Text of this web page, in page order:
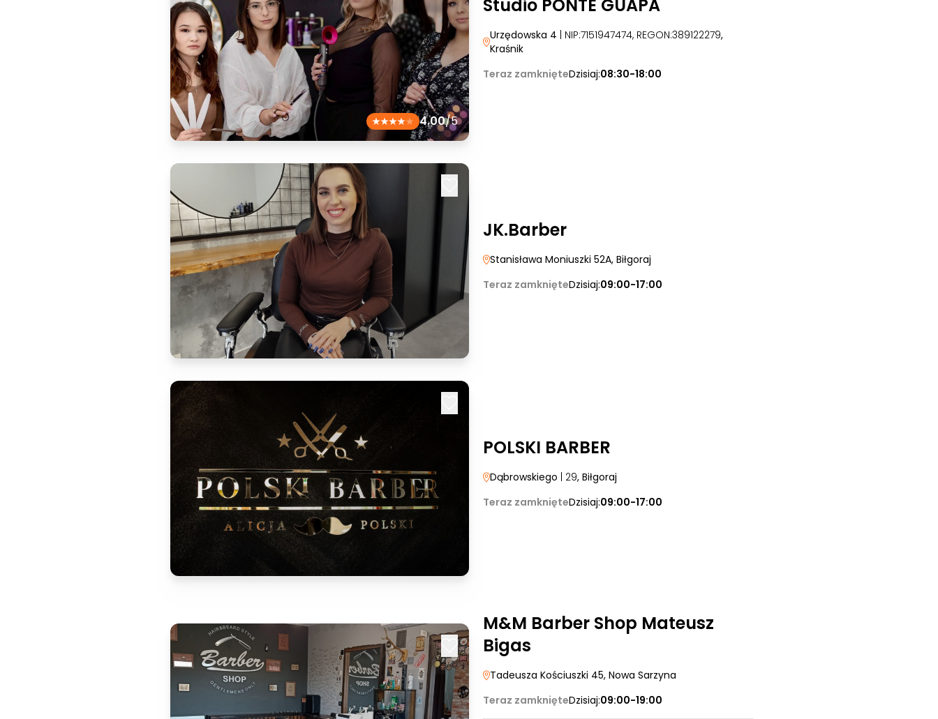
4.00/5
Studio PONTE GUAPA
Urzędowska 4 | NIP:7151947474, REGON:389122279,
Kraśnik
Teraz zamknięteDzisiaj:08:30-18:00
JK.Barber
Stanisława Moniuszki 52A, Biłgoraj
Teraz zamknięteDzisiaj:09:00-17:00
POLSKI BARBER
Dąbrowskiego | 29, Biłgoraj
Teraz zamknięteDzisiaj:09:00-17:00
M&M Barber Shop Mateusz
Bigas
Tadeusza Kościuszki 45, Nowa Sarzyna
Teraz zamknięteDzisiaj:09:00-19:00